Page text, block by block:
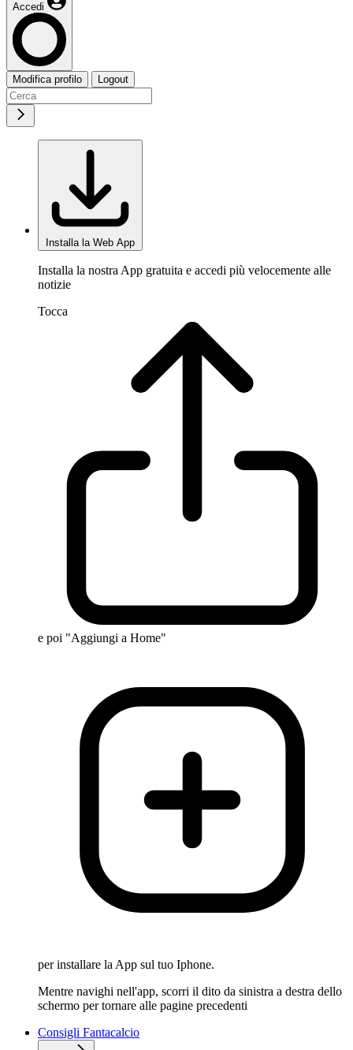
Accedi
Modifica profilo Logout
Installa la Web App
Installa la nostra App gratuita e accedi più velocemente alle
notizie
Tocca
e poi "Aggiungi a Home"
per installare la App sul tuo Iphone.
Mentre navighi nell'app, scorri il dito da sinistra a destra dello
schermo per tornare alle pagine precedenti
Consigli Fantacalcio